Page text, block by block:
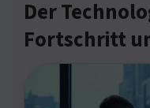
Der
Fortschritt